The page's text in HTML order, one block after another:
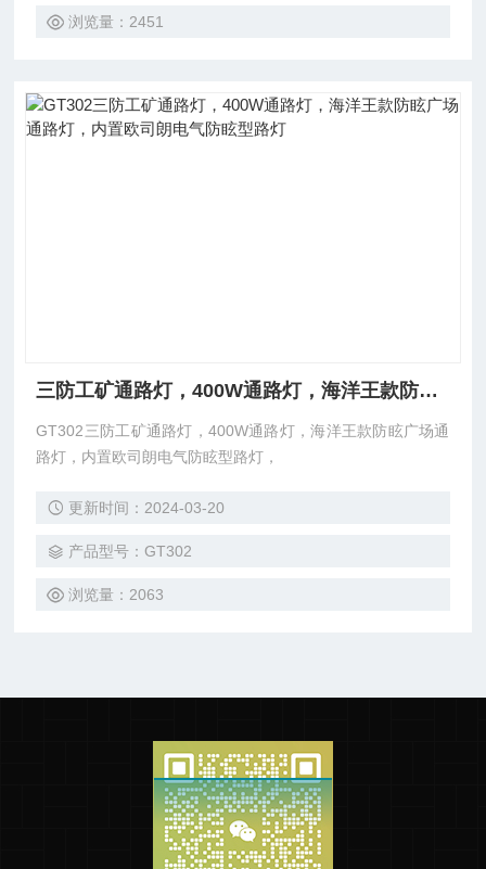
浏览量：2451
三防工矿通路灯，400W通路灯，海洋王款防眩广场通路灯，内置欧司朗电气防眩型路灯
GT302三防工矿通路灯，400W通路灯，海洋王款防眩广场通
路灯，内置欧司朗电气防眩型路灯，
更新时间：2024-03-20
产品型号：GT302
浏览量：2063